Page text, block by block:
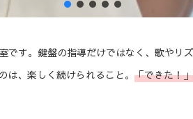
す。鍵盤の指導だけではなく、歌やリ
、楽しく続けられること。 「できた！